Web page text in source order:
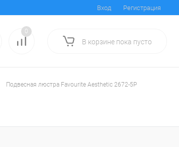
Вход Регистрация
0
В корзине пока пусто
Подвесная люстра Favourite Aesthetic 2672-5P